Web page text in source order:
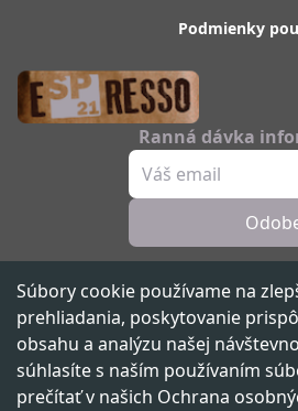
Súbory cookie používame na
prehliadania, poskytovanie
obsahu a analýzu našej
súhlasíte s naším používaním
prečítať v našich Ochrana
Podmienky
Ranná dávka
Spravodajský portál 21. storočia
VydávabeNOW media